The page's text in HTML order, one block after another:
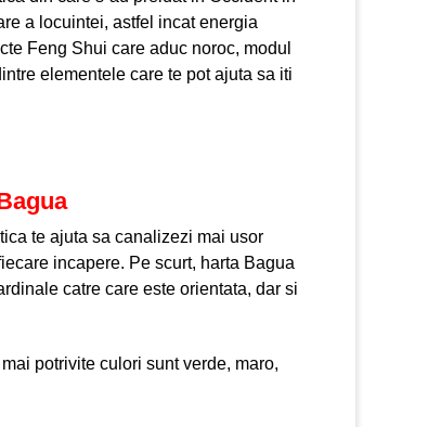
a locuintei, astfel incat energia
Feng Shui care aduc noroc, modul
elementele care te pot ajuta sa iti
te ajuta sa canalizezi mai usor
incapere. Pe scurt, harta Bagua
catre care este orientata, dar si
potrivite culori sunt verde, maro,